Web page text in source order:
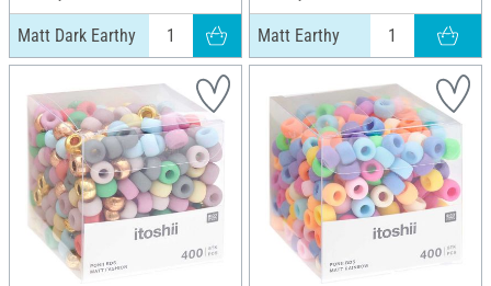
Matt Dark Earthy Matt Earthy